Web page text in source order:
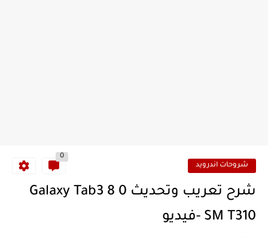
شروحات اندرويد
0
شرح تعريب وتحديث Galaxy Tab3 8 0
SM T310 -فيديو